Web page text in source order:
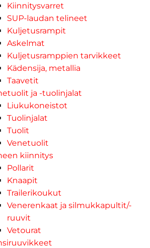
Kiinnitysvarret
SUP-laudan telineet
Kuljetusrampit
Askelmat
Kuljetusramppien tarvikkeet
Kädensija, metallia
Taavetit
ja -tuolinjalat
Liukukoneistot
Tuolinjalat
Tuolit
Venetuolit
kiinnitys
Pollarit
Knaapit
Trailerikoukut
Venerenkaat ja silmukkapultit/-
ruuvit
Vetourat